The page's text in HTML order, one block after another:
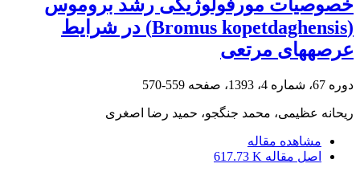
خصوصیات مورفولوژیکی رشد بروموس
(Bromus kopetdaghensis) در شرایط
عرصه‏های مرتعی
دوره 67، شماره 4، 1393، صفحه 559-570
ریحانه عظیمی، محمد جنگجو، حمید رضا اصغری
مشاهده مقاله
اصل مقاله 617.73 K